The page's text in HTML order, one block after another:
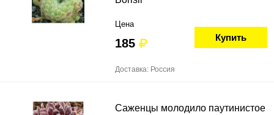
Цена
185 Купить
Доставка: Россия
Саженцы молодило паутинистое